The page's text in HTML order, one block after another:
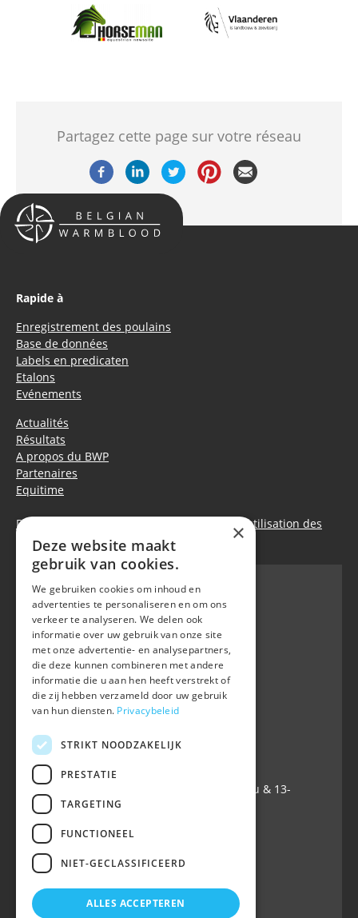
Afbeelding Afbeelding
Partagez cette page sur votre réseau
Rapide à
Enregistrement des poulains
Base de données
Labels en predicaten
Etalons
Evénements
Actualités
Résultats
A propos du BWP
Partenaires
Equitime
Déclaration de confidentialité
Politique d’utilisation des
cookies
BWP
Waversebaan 99
B-3050 OUD-HEVERLEE
+32 (0) 16 47 99 80
+32 (0) 16 47 99 85
info@belgian-warmblood.com
TVA BE 0410.346.424
IBAN BE40 7364 0368 4863
Ouvert tous les jours ouvrables: 9u-12u & 13-
16u
Suivez-nous sur
×
Deze website maakt
gebruik van cookies.
We gebruiken cookies om inhoud en
advertenties te personaliseren en om ons
verkeer te analyseren. We delen ook
informatie over uw gebruik van onze site
met onze advertentie- en analysepartners,
die deze kunnen combineren met andere
informatie die u aan hen heeft verstrekt of
die zij hebben verzameld door uw gebruik
van hun diensten. Privacybeleid
STRIKT NOODZAKELIJK
PRESTATIE
TARGETING
FUNCTIONEEL
NIET-GECLASSIFICEERD
ALLES ACCEPTEREN